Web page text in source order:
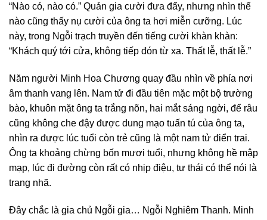
“Nào có, nào có.” Quản gia cười đưa đẩy, nhưng nhìn thế
nào cũng thấy nụ cười của ông ta hơi miễn cưỡng. Lúc
này, trong Ngỗi trạch truyền đến tiếng cười khàn khàn:
“Khách quý tới cửa, không tiếp đón từ xa. Thất lễ, thất lễ.”
Năm người Minh Hoa Chương quay đầu nhìn về phía nơi
âm thanh vang lên. Nam tử đi đầu tiên mặc một bộ trường
bào, khuôn mặt ông ta trắng nõn, hai mắt sáng ngời, để râu
cũng không che đậy được dung mạo tuấn tú của ông ta,
nhìn ra được lúc tuổi còn trẻ cũng là một nam tử điển trai.
Ông ta khoảng chừng bốn mươi tuổi, nhưng không hề mập
mạp, lúc đi đường còn rất có nhịp điệu, tư thái có thể nói là
trang nhã.
Đây chắc là gia chủ Ngỗi gia… Ngỗi Nghiêm Thanh. Minh